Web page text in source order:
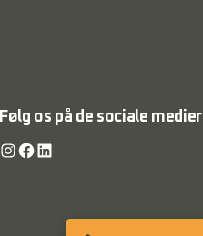
Følg os på de sociale medier
Instagram Facebook LinkedIn